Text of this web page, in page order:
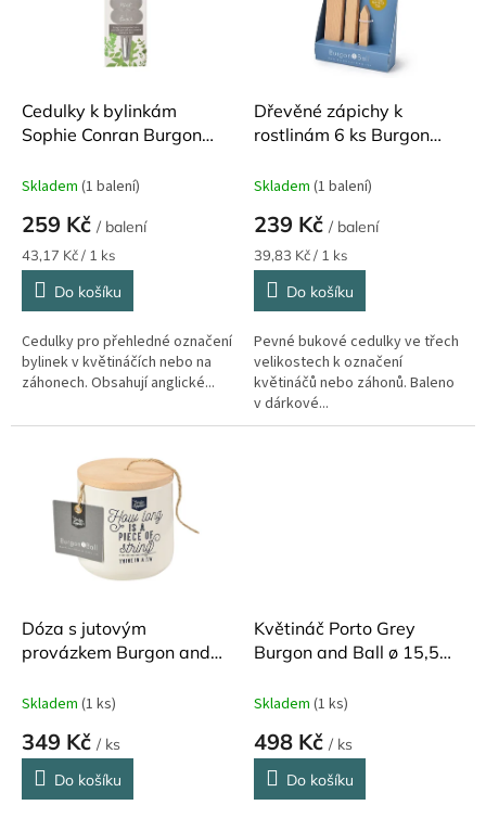
Cedulky k bylinkám
Sophie Conran Burgon
Skladem (1 balení)
259 Kč / balení
Měrná
cena:
43,17 Kč / 1 ks
Do košíku
Cedulky pro přehledné označení
bylinek v květináčích nebo na
záhonech. Obsahují anglické...
Dřevěné zápichy k
rostlinám 6 ks Burgon
Skladem (1 balení)
239 Kč / balení
Měrná
cena:
39,83 Kč / 1 ks
Do košíku
Pevné bukové cedulky ve třech
velikostech k označení
květináčů nebo záhonů. Baleno
v dárkové...
Dóza s jutovým
provázkem Burgon and
Skladem (1 ks)
349 Kč / ks
Do košíku
Květináč Porto Grey
Burgon and Ball ø 15,5
Skladem (1 ks)
498 Kč / ks
Do košíku